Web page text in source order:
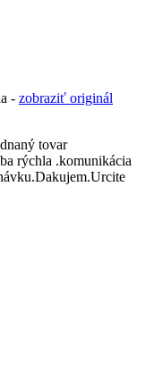
- zobraziť originál
tovar
rýchla .komunikácia